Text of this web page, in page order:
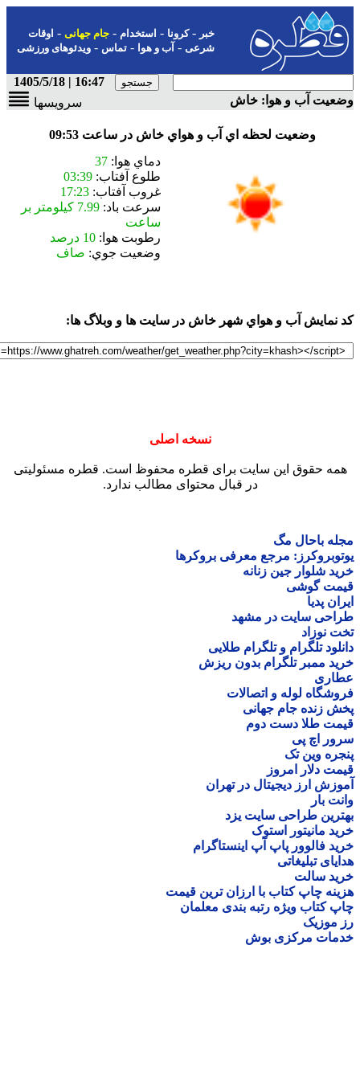
خبر -استخدام-جام جهانی -اوقات
شرعی
آب و هوا -تماس -ویدئوهای ورزشی
16:47 | 1405/5/18
و هوا: خاش
لحظه اي آب و هواي خاش در ساعت 09:53
دماي هوا:37
طلوع آفتاب:03:39
غروب آفتاب:17:23
سرعت باد:
7.99 كيلومتر بر
رطوبت هوا:10 درصد
وضعيت جوي:صاف
آب و هواي شهرخاشدر سايت ها و وبلاگ ها:
نسخه اصلی
این سایت برای قطره محفوظ است. قطره مسئولیتی
در قبال محتوای مطالب ندارد.
مگ
مرجع معرفی بروکرها
جین زنانه
در مشهد
و تلگرام طلایی
تلگرام بدون ریزش
و اتصالات
جام جهانی
دست دوم
پی
تک
امروز
دیجیتال در تهران
سایت یزد
استوک
پاپ آپ اینستاگرام
کتاب با ارزان ترین قیمت
ویژه رتبه بندی معلمان
بوش